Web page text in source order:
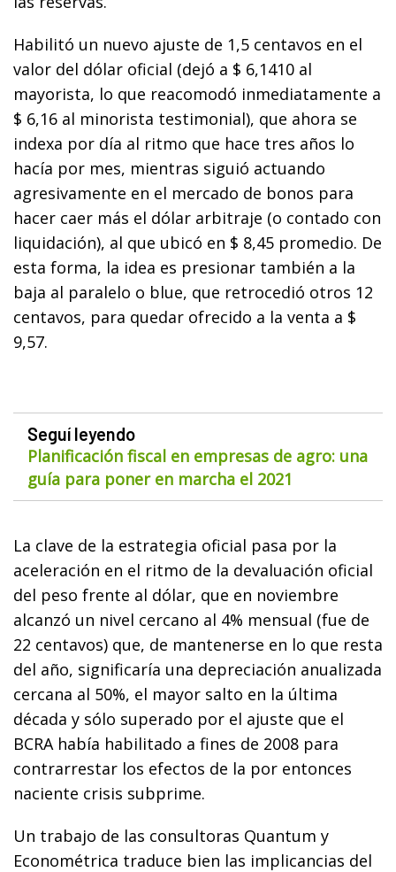
Habilitó un nuevo ajuste de 1,5 centavos en el
valor del dólar oficial (dejó a $ 6,1410 al
mayorista, lo que reacomodó inmediatamente a
$ 6,16 al minorista testimonial), que ahora se
indexa por día al ritmo que hace tres años lo
hacía por mes, mientras siguió actuando
agresivamente en el mercado de bonos para
hacer caer más el dólar arbitraje (o contado con
liquidación), al que ubicó en $ 8,45 promedio. De
esta forma, la idea es presionar también a la
baja al paralelo o blue, que retrocedió otros 12
centavos, para quedar ofrecido a la venta a $
9,57.
Seguí leyendo
Planificación fiscal en empresas de agro: una
guía para poner en marcha el 2021
La clave de la estrategia oficial pasa por la
aceleración en el ritmo de la devaluación oficial
del peso frente al dólar, que en noviembre
alcanzó un nivel cercano al 4% mensual (fue de
22 centavos) que, de mantenerse en lo que resta
del año, significaría una depreciación anualizada
cercana al 50%, el mayor salto en la última
década y sólo superado por el ajuste que el
BCRA había habilitado a fines de 2008 para
contrarrestar los efectos de la por entonces
naciente crisis subprime.
Un trabajo de las consultoras Quantum y
Econométrica traduce bien las implicancias del